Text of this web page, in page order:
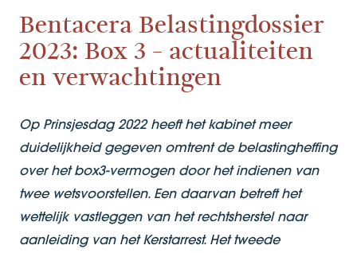
Bentacera Belastingdossier
2023: Box 3 - actualiteiten
en verwachtingen
Op Prinsjesdag 2022 heeft het kabinet meer
duidelijkheid gegeven omtrent de belastingheffing
over het box3-vermogen door het indienen van
twee wetsvoorstellen. Een daarvan betreft het
wettelijk vastleggen van het rechtsherstel naar
aanleiding van het Kerstarrest. Het tweede